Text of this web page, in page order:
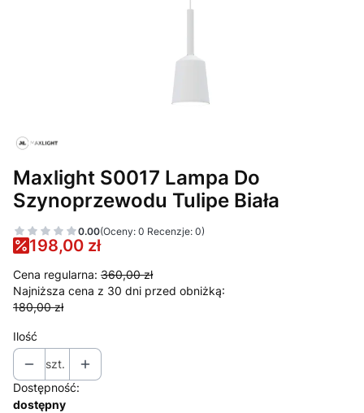
Maxlight S0017 Lampa Do
Szynoprzewodu Tulipe Biała
0.00(Oceny: 0 Recenzje: 0)
198,00 zł
Cena regularna: 360,00 zł
Najniższa cena z 30 dni przed obniżką:
180,00 zł
Ilość
szt.
Dostępność:
dostępny